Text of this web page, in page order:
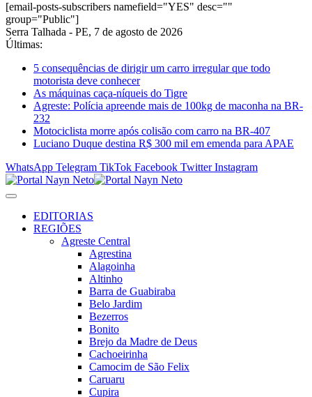
[email-posts-subscribers namefield="YES" desc=""
group="Public"]
Serra Talhada - PE, 7 de agosto de 2026
Últimas:
5 consequências de dirigir um carro irregular que todo
motorista deve conhecer
As máquinas caça-níqueis do Tigre
Agreste: Polícia apreende mais de 100kg de maconha na BR-
232
Motociclista morre após colisão com carro na BR-407
Luciano Duque destina R$ 300 mil em emenda para APAE
WhatsApp Telegram TikTok Facebook Twitter Instagram
EDITORIAS
REGIÕES
Agreste Central
Agrestina
Alagoinha
Altinho
Barra de Guabiraba
Belo Jardim
Bezerros
Bonito
Brejo da Madre de Deus
Cachoeirinha
Camocim de São Felix
Caruaru
Cupira